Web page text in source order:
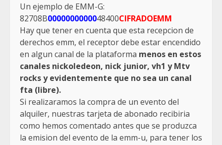
Un ejemplo de EMM-G:
82708B0000000000048400CIFRADOEMM
Hay que tener en cuenta que esta recepcion de
derechos emm, el receptor debe estar encendido
en algun canal de la plataforma menos en estos
canales nickoledeon, nick junior, vh1 y Mtv
rocks y evidentemente que no sea un canal
fta (libre).
Si realizaramos la compra de un evento del
alquiler, nuestras tarjeta de abonado recibiria
como hemos comentado antes que se produzca
la emision del evento de la emm-u, para tener los